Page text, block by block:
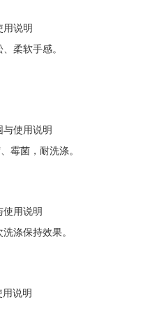
用说明
柔软手感。
使用说明
霉菌，耐洗涤。
使用说明
涤保持效果。
说明